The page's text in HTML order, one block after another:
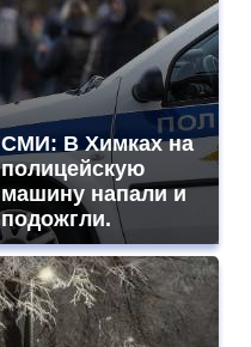
СМИ: В Химках на
полицейскую
машину напали и
подожгли.